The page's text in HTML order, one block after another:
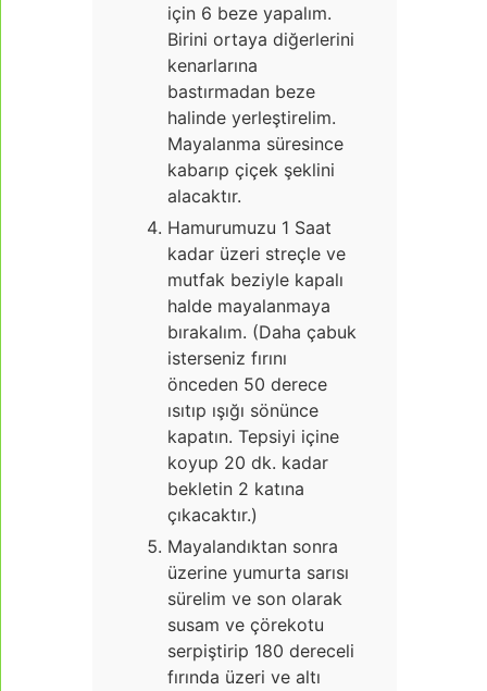
için 6 beze yapalım.
Birini ortaya diğerlerini
kenarlarına
bastırmadan beze
halinde yerleştirelim.
Mayalanma süresince
kabarıp çiçek şeklini
alacaktır.
Hamurumuzu 1 Saat
kadar üzeri streçle ve
mutfak beziyle kapalı
halde mayalanmaya
bırakalım. (Daha çabuk
isterseniz fırını
önceden 50 derece
ısıtıp ışığı sönünce
kapatın. Tepsiyi içine
koyup 20 dk. kadar
bekletin 2 katına
çıkacaktır.)
Mayalandıktan sonra
üzerine yumurta sarısı
sürelim ve son olarak
susam ve çörekotu
serpiştirip 180 dereceli
fırında üzeri ve altı